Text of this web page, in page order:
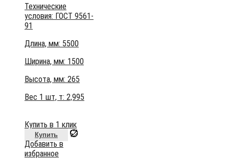
Технические
условия: ГОСТ 9561-
91
Длина, мм: 5500
Ширина, мм: 1500
Высота, мм: 265
Вес 1 шт, т: 2,995
Купить в 1 клик
Купить
Добавить в
избранное